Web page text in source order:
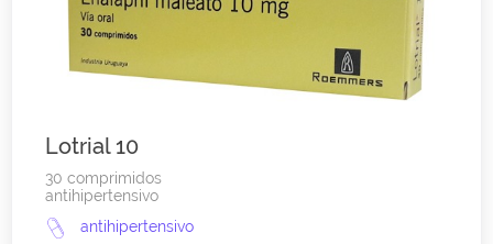
Lotrial 10
30 comprimidos
antihipertensivo
antihipertensivo